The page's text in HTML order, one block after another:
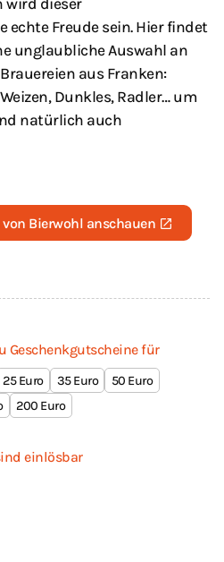
echte Freude sein. Hier findet
unglaubliche Auswahl an
aus Franken:
Dunkles, Radler… um
natürlich auch
Bierwohl anschauen
Geschenkgutscheine für
25 35
50
200
einlösbar